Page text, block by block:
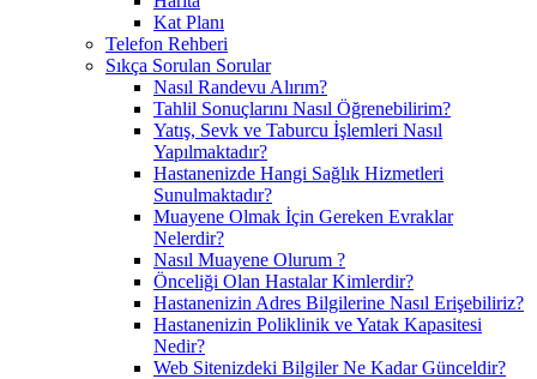
Kat Planı
Telefon Rehberi
Sıkça Sorulan Sorular
Nasıl Randevu Alırım?
Tahlil Sonuçlarını Nasıl Öğrenebilirim?
Yatış, Sevk ve Taburcu İşlemleri Nasıl
Yapılmaktadır?
Hastanenizde Hangi Sağlık Hizmetleri
Sunulmaktadır?
Muayene Olmak İçin Gereken Evraklar
Nelerdir?
Nasıl Muayene Olurum ?
Önceliği Olan Hastalar Kimlerdir?
Hastanenizin Adres Bilgilerine Nasıl Erişebiliriz?
Hastanenizin Poliklinik ve Yatak Kapasitesi
Nedir?
Web Sitenizdeki Bilgiler Ne Kadar Günceldir?